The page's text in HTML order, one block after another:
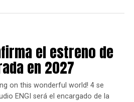
Four
vs. Avengers n.º 1.
el estreno de
en 2027
on this wonderful world! 4 se
ENGI será el encargado de la